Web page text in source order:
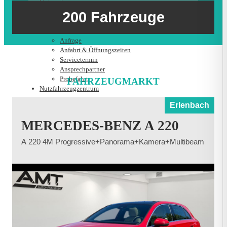
Nutzfahrzeugzentrum
Unternehmen
Historie
Standorte
Anfrage
Anfahrt & Öffnungszeiten
Servicetermin
Ansprechpartner
Probefahrt
Nutzfahrzeugzentrum
200 Fahrzeuge
FAHRZEUGMARKT
Erlenbach
MERCEDES-BENZ A 220
A 220 4M Progressive+Panorama+Kamera+Multibeam